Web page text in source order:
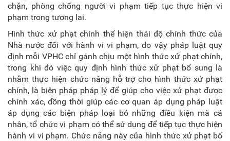
chặn, phòng chống người vi phạm tiếp tục thực hiện vi
phạm trong tương lai.
Hình thức xử phạt chính thể hiện thái độ chính thức của
Nhà nước đối với hành vi vi phạm, do vậy pháp luật quy
định mỗi VPHC chỉ gánh chịu một hình thức xử phạt chính,
trong khi đó việc quy định hình thức xử phạt bổ sung là
nhằm thực hiện chức năng hỗ trợ cho hình thức xử phạt
chính, là biện pháp pháp lý để giúp cho việc xử phạt được
chính xác, đồng thời giúp các cơ quan áp dụng pháp luật
áp dụng các biện pháp loại bỏ những điều kiện mà cá
nhân, tổ chức vi phạm có thể sử dụng để tiếp tục thực hiện
hành vi vi phạm. Chức năng này của hình thức xử phạt bổ